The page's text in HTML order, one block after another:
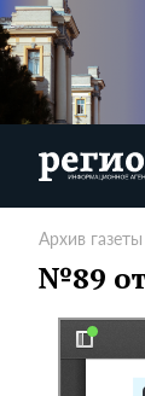
Архив газеты
№89